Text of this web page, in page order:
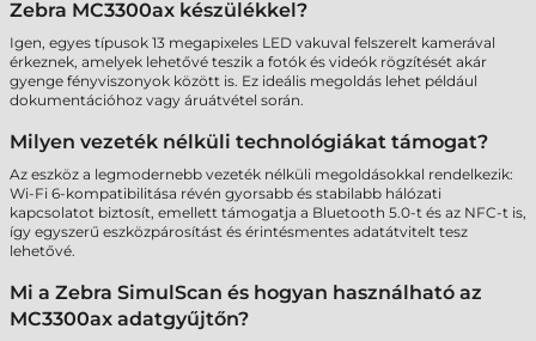
Zebra MC3300ax készülékkel?
Igen, egyes típusok 13 megapixeles LED vakuval felszerelt kamerával
érkeznek, amelyek lehetővé teszik a fotók és videók rögzítését akár
gyenge fényviszonyok között is. Ez ideális megoldás lehet például
dokumentációhoz vagy áruátvétel során.
Milyen vezeték nélküli technológiákat támogat?
Az eszköz a legmodernebb vezeték nélküli megoldásokkal rendelkezik:
Wi-Fi 6-kompatibilitása révén gyorsabb és stabilabb hálózati
kapcsolatot biztosít, emellett támogatja a Bluetooth 5.0-t és az NFC-t is,
így egyszerű eszközpárosítást és érintésmentes adatátvitelt tesz
lehetővé.
Mi a Zebra SimulScan és hogyan használható az
MC3300ax adatgyűjtőn?